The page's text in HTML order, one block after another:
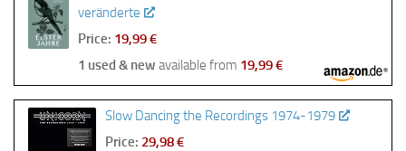
veränderte
Price: 19,99 €
1 used & new available from 19,99 €
Slow Dancing the Recordings 1974-1979
Price: 29,98 €